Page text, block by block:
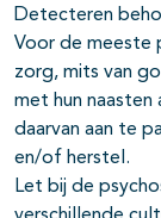
Detecteren
Voor de meeste
zorg, mits van
met hun
daarvan aan te
en/of herstel.
Let bij de